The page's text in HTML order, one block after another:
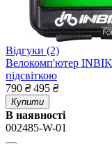
Відгуки (2)
Велокомп'ютер
підсвіткою
790 ₴ 495 ₴
Купити
В наявності
002485-W-01